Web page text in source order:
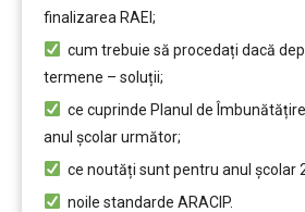
finalizarea RAEI;
cum trebuie să procedați dacă
termene – soluții;
ce cuprinde Planul de
anul şcolar următor;
ce noutăți sunt pentru anul şcolar
noile standarde ARACIP.